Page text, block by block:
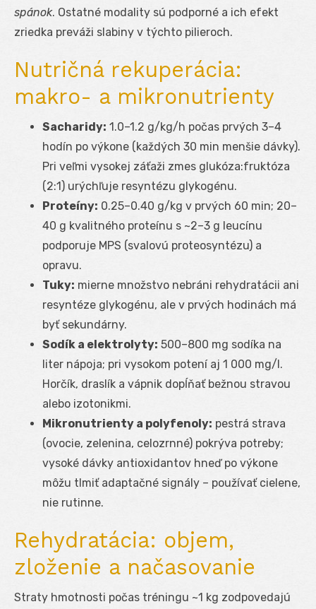
spánok. Ostatné modality sú podporné a ich efekt
zriedka preváži slabiny v týchto pilieroch.
Nutričná rekuperácia:
makro- a mikronutrienty
Sacharidy: 1.0–1.2 g/kg/h počas prvých 3–4
hodín po výkone (každých 30 min menšie dávky).
Pri veľmi vysokej záťaži zmes glukóza:fruktóza
(2:1) urýchľuje resyntézu glykogénu.
Proteíny: 0.25–0.40 g/kg v prvých 60 min; 20–
40 g kvalitného proteínu s ~2–3 g leucínu
podporuje MPS (svalovú proteosyntézu) a
opravu.
Tuky: mierne množstvo nebráni rehydratácii ani
resyntéze glykogénu, ale v prvých hodinách má
byť sekundárny.
Sodík a elektrolyty: 500–800 mg sodíka na
liter nápoja; pri vysokom potení aj 1 000 mg/l.
Horčík, draslík a vápnik dopĺňať bežnou stravou
alebo izotonikmi.
Mikronutrienty a polyfenoly: pestrá strava
(ovocie, zelenina, celozrnné) pokrýva potreby;
vysoké dávky antioxidantov hneď po výkone
môžu tlmiť adaptačné signály – používať cielene,
nie rutinne.
Rehydratácia: objem,
zloženie a načasovanie
Straty hmotnosti počas tréningu ~1 kg zodpovedajú